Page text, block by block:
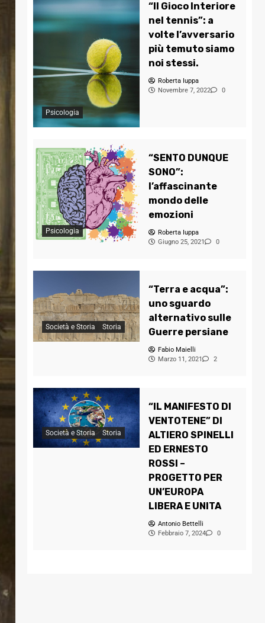
Psicologia
“Il Gioco Interiore
nel tennis”: a
volte l’avversario
più temuto siamo
noi stessi.
Roberta Iuppa
Novembre 7, 2022
0
Psicologia
“SENTO DUNQUE
SONO”:
l’affascinante
mondo delle
emozioni
Roberta Iuppa
Giugno 25, 2021
0
Società e Storia Storia
“Terra e acqua”:
uno sguardo
alternativo sulle
Guerre persiane
Fabio Maielli
Marzo 11, 2021
2
Società e Storia Storia
“IL MANIFESTO DI
VENTOTENE” DI
ALTIERO SPINELLI
ED ERNESTO
ROSSI –
PROGETTO PER
UN’EUROPA
LIBERA E UNITA
Antonio Bettelli
Febbraio 7, 2024
0